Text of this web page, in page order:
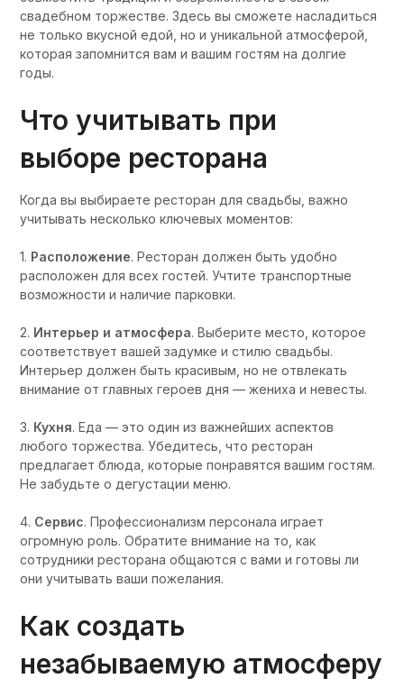
свадебном торжестве. Здесь вы сможете насладиться
не только вкусной едой, но и уникальной атмосферой,
которая запомнится вам и вашим гостям на долгие
годы.
Что учитывать при
выборе ресторана
Когда вы выбираете ресторан для свадьбы, важно
учитывать несколько ключевых моментов:
1. Расположение. Ресторан должен быть удобно
расположен для всех гостей. Учтите транспортные
возможности и наличие парковки.
2. Интерьер и атмосфера. Выберите место, которое
соответствует вашей задумке и стилю свадьбы.
Интерьер должен быть красивым, но не отвлекать
внимание от главных героев дня — жениха и невесты.
3. Кухня. Еда — это один из важнейших аспектов
любого торжества. Убедитесь, что ресторан
предлагает блюда, которые понравятся вашим гостям.
Не забудьте о дегустации меню.
4. Сервис. Профессионализм персонала играет
огромную роль. Обратите внимание на то, как
сотрудники ресторана общаются с вами и готовы ли
они учитывать ваши пожелания.
Как создать
незабываемую атмосферу